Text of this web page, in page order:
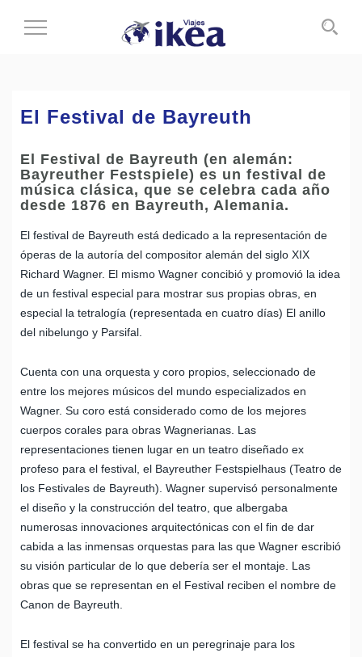
Cambiar
El Festival de Bayreuth
El Festival de Bayreuth (en alemán:
Bayreuther Festspiele) es un festival de
música clásica, que se celebra cada año
desde 1876 en Bayreuth, Alemania.
El festival de Bayreuth está dedicado a la representación de
óperas de la autoría del compositor alemán del siglo XIX
Richard Wagner. El mismo Wagner concibió y promovió la idea
de un festival especial para mostrar sus propias obras, en
especial la tetralogía (representada en cuatro días) El anillo
del nibelungo y Parsifal.
Cuenta con una orquesta y coro propios, seleccionado de
entre los mejores músicos del mundo especializados en
Wagner. Su coro está considerado como de los mejores
cuerpos corales para obras Wagnerianas. Las
representaciones tienen lugar en un teatro diseñado ex
profeso para el festival, el Bayreuther Festspielhaus (Teatro de
los Festivales de Bayreuth). Wagner supervisó personalmente
el diseño y la construcción del teatro, que albergaba
numerosas innovaciones arquitectónicas con el fin de dar
cabida a las inmensas orquestas para las que Wagner escribió
su visión particular de lo que debería ser el montaje. Las
obras que se representan en el Festival reciben el nombre de
Canon de Bayreuth.
El festival se ha convertido en un peregrinaje para los